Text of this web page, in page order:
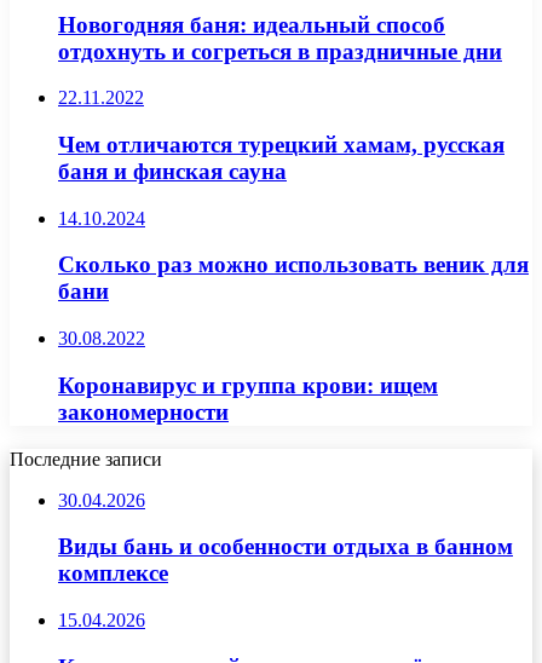
Новогодняя баня: идеальный способ
отдохнуть и согреться в праздничные дни
22.11.2022
Чем отличаются турецкий хамам, русская
баня и финская сауна
14.10.2024
Сколько раз можно использовать веник для
бани
30.08.2022
Коронавирус и группа крови: ищем
закономерности
Последние записи
30.04.2026
Виды бань и особенности отдыха в банном
комплексе
15.04.2026